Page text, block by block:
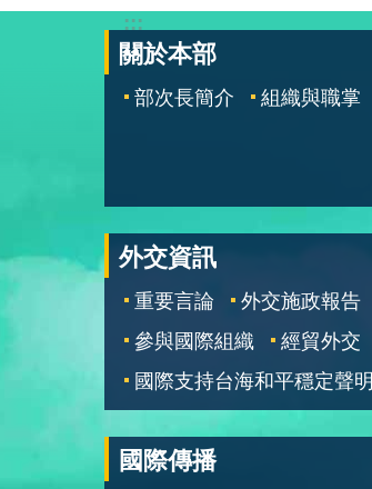
:::
關於本部
部次長簡介 組織與職掌
外交資訊
重要言論 外交施政報告
參與國際組織
經貿外交
國際支持台海和平穩定聲明
國際傳播